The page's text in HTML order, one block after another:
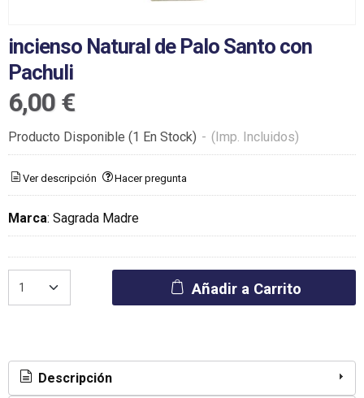
incienso Natural de Palo Santo con
Pachuli
6,00 €
Producto Disponible (1 En Stock) - (Imp. Incluidos)
Ver descripción Hacer pregunta
Marca: Sagrada Madre
Añadir a Carrito
Descripción